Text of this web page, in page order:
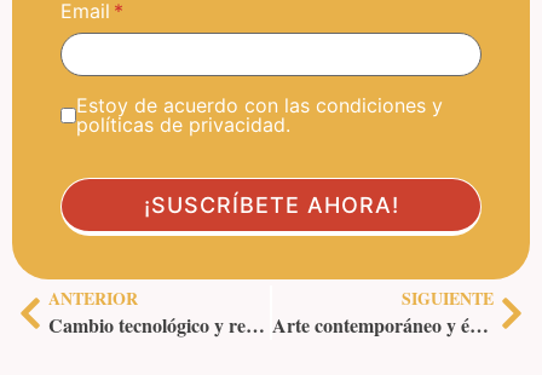
Email
Estoy de acuerdo con las condiciones y
políticas de privacidad.
ANTERIOR
Cambio tecnológico y resiliencia: adaptarse con esencia estoica
SIGUIENTE
Arte contemporáneo y ética: creatividad con propósito estoicismo